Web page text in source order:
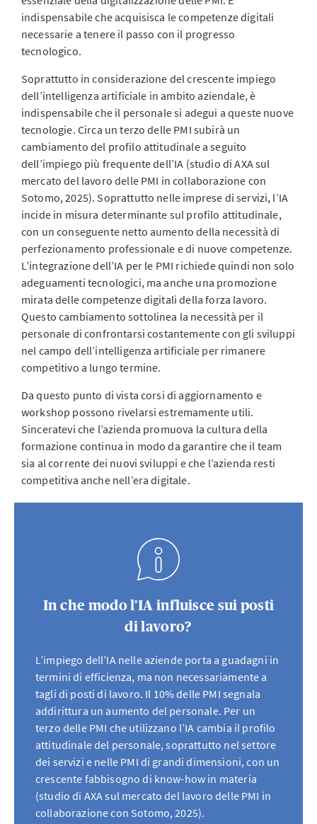
indispensabile che acquisisca le competenze digitali
necessarie a tenere il passo con il progresso
tecnologico.
Soprattutto in considerazione del crescente impiego
dell’intelligenza artificiale in ambito aziendale, è
indispensabile che il personale si adegui a queste nuove
tecnologie. Circa un terzo delle PMI subirà un
cambiamento del profilo attitudinale a seguito
dell’impiego più frequente dell’IA (studio di AXA sul
mercato del lavoro delle PMI in collaborazione con
Sotomo, 2025). Soprattutto nelle imprese di servizi, l’IA
incide in misura determinante sul profilo attitudinale,
con un conseguente netto aumento della necessità di
perfezionamento professionale e di nuove competenze.
L’integrazione dell’IA per le PMI richiede quindi non solo
adeguamenti tecnologici, ma anche una promozione
mirata delle competenze digitali della forza lavoro.
Questo cambiamento sottolinea la necessità per il
personale di confrontarsi costantemente con gli sviluppi
nel campo dell’intelligenza artificiale per rimanere
competitivo a lungo termine.
Da questo punto di vista corsi di aggiornamento e
workshop possono rivelarsi estremamente utili.
Sinceratevi che l’azienda promuova la cultura della
formazione continua in modo da garantire che il team
sia al corrente dei nuovi sviluppi e che l’azienda resti
competitiva anche nell’era digitale.
In che modo l’IA influisce sui posti
di lavoro?
L’impiego dell’IA nelle aziende porta a guadagni in
termini di efficienza, ma non necessariamente a
tagli di posti di lavoro. Il 10% delle PMI segnala
addirittura un aumento del personale. Per un
terzo delle PMI che utilizzano l’IA cambia il profilo
attitudinale del personale, soprattutto nel settore
dei servizi e nelle PMI di grandi dimensioni, con un
crescente fabbisogno di know-how in materia
(studio di AXA sul mercato del lavoro delle PMI in
collaborazione con Sotomo, 2025).